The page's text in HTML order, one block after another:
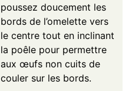
poussez doucement les
bords de l’omelette vers
le centre tout en inclinant
la poêle pour permettre
aux œufs non cuits de
couler sur les bords.